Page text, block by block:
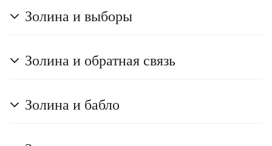
Золина и выборы
Золина и обратная связь
Золина и бабло